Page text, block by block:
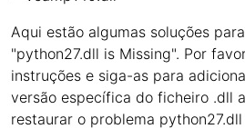
Aqui estão algumas soluções
"python27.dll is Missing". Por
instruções e siga-as para
versão específica do ficheiro .dll
restaurar o problema python27.dll